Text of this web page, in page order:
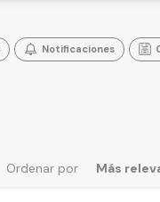
Notificaciones
Ordenar por Más